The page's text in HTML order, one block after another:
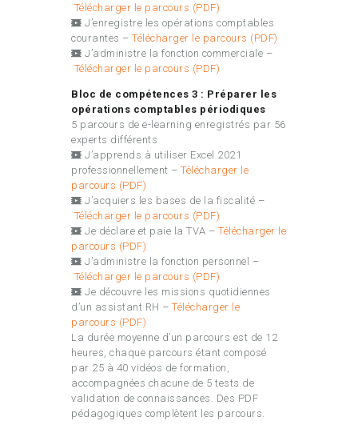
Télécharger le parcours (PDF)
J’enregistre les opérations comptables
courantes – Télécharger le parcours (PDF)
J’administre la fonction commerciale –
Télécharger le parcours (PDF)
Bloc de compétences 3 : Préparer les
opérations comptables périodiques
5 parcours de e-learning enregistrés par 56
experts différents
J’apprends à utiliser Excel 2021
professionnellement – Télécharger le
parcours (PDF)
J’acquiers les bases de la fiscalité –
Télécharger le parcours (PDF)
Je déclare et paie la TVA – Télécharger le
parcours (PDF)
J’administre la fonction personnel –
Télécharger le parcours (PDF)
Je découvre les missions quotidiennes
d’un assistant RH – Télécharger le
parcours (PDF)
La durée moyenne d’un parcours est de 12
heures, chaque parcours étant composé
par 25 à 40 vidéos de formation,
accompagnées chacune de 5 tests de
validation de connaissances. Des PDF
pédagogiques complètent les parcours.